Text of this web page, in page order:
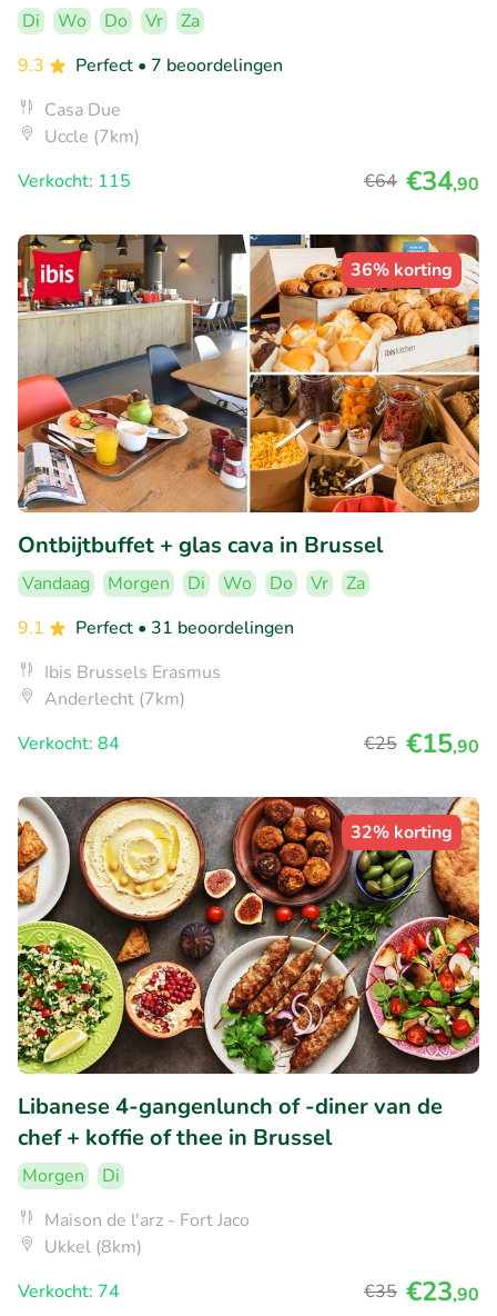
Di Wo Do Vr
Za
9.3
Perfect • 7 beoordelingen
Casa Due
Uccle (7km)
Verkocht: 115
€64 €34,90
36% korting
Ontbijtbuffet + glas cava in Brussel
Vandaag Morgen Di Wo Do Vr
Za
9.1
Perfect • 31 beoordelingen
Ibis Brussels Erasmus
Anderlecht (7km)
Verkocht: 84
€25 €15,90
32% korting
Libanese 4-gangenlunch of -diner van de
chef + koffie of thee in Brussel
Morgen
Di
Maison de l'arz - Fort Jaco
Ukkel (8km)
Verkocht: 74
€35 €23,90